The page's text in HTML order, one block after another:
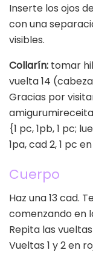
Inserte los ojos
con una
visibles.
Collarín: tomar
vuelta 14
Gracias por
{1 pc, 1pb, 1 pc;
1pa, cad 2, 1 pc
Cuerpo
Haz una 13 cad.
comenzando en
Repita las
Vueltas 1 y 2 en